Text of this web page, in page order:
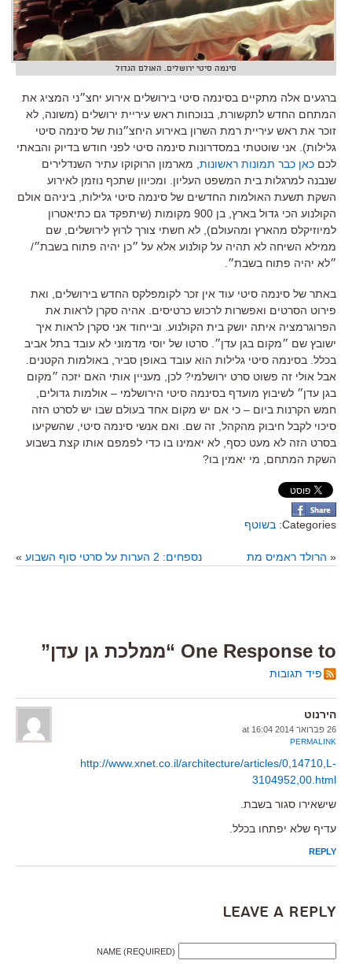
סינמה סיטי ירושלים. האולם הגדול
ברגעים אלה מתקיים בסינמה סיטי בירושלים אירוע יחצ״ני המציג את
המתחם החדש לתקשורת, בנוכחות ראש עיריית ירושלים (משונה, לא
זוכר את ראש עיריית רמת השרון באירוע היחצ״נות של סינמה סיטי
גלילות). אני שוטטתי במסדרונות סינמה סיטי לפני חודש בדיוק והבאתי
לכם כאן כבר תמונות ראשונות , מארמון הרוקוקו עתיר השנדלירים
שנבנה למרגלות בית המשפט העליון. ומכיוון שתכף נוזמן לאירוע
השקת תשעת האולמות החדשים של סינמה סיטי גלילות, ביניהם אולם
הקולנוע הכי גדול בארץ, בן 900 מקומות (שיתפקד גם כתיאטרון
למיוזיקלס מהארץ ומהעולם), לא חשתי צורך לרוץ לירושלים, שם
ממילא השיחה לא תהיה על קולנוע אלא על ״כן יהיה פתוח בשבת״/
״לא יהיה פתוח בשבת״.
באתר של סינמה סיטי עוד אין זכר לקומפלקס החדש בירושלים, ואת
פירוט הסרטים ואפשרות לרכוש כרטיסים. אהיה סקרן לראות את
הפרוגרמציה איתה יושק בית הקולנוע. ובייחוד אני סקרן לראות איך
ישובץ שם ״מקום בגן עדן״. סרטו של יוסי מדמוני לא עובד בתל אביב
בכלל. בסינמה סיטי גלילות הוא עובד באופן סביר, באולמות הקטנים.
אבל אולי זה פשוט סרט ירושלמי? לכן, מעניין אותי האם יזכה ״מקום
בגן עדן״ לשיבוץ מועדף בסינמה סיטי הירושלמי – אולמות גדולים,
חמש הקרנות ביום – כי אם יש מקום אחד בעולם שבו יש לסרט הזה
סיכוי לקבל חיבוק מהקהל, זה שם. ואם אנשי סינמה סיטי, שהשקיעו
בסרט הזה לא מעט כסף, לא יאמינו בו כדי לפמפם אותו קצת בשבוע
השקת המתחם, מי יאמין בו?
Categories: בשוטף
« הרולד ראמיס מת נספחים: 2 הערות על סרטי סוף השבוע »
One Response to “ממלכת גן עדן”
פיד תגובות
הירנוט
26 פברואר 2014 at 16:04
PERMALINK
http://www.xnet.co.il/architecture/articles/0,14710,L-
3104952,00.html
שישאירו סגור בשבת.
עדיף שלא יפתחו בכלל.
REPLY
Leave a Reply
NAME (REQUIRED)